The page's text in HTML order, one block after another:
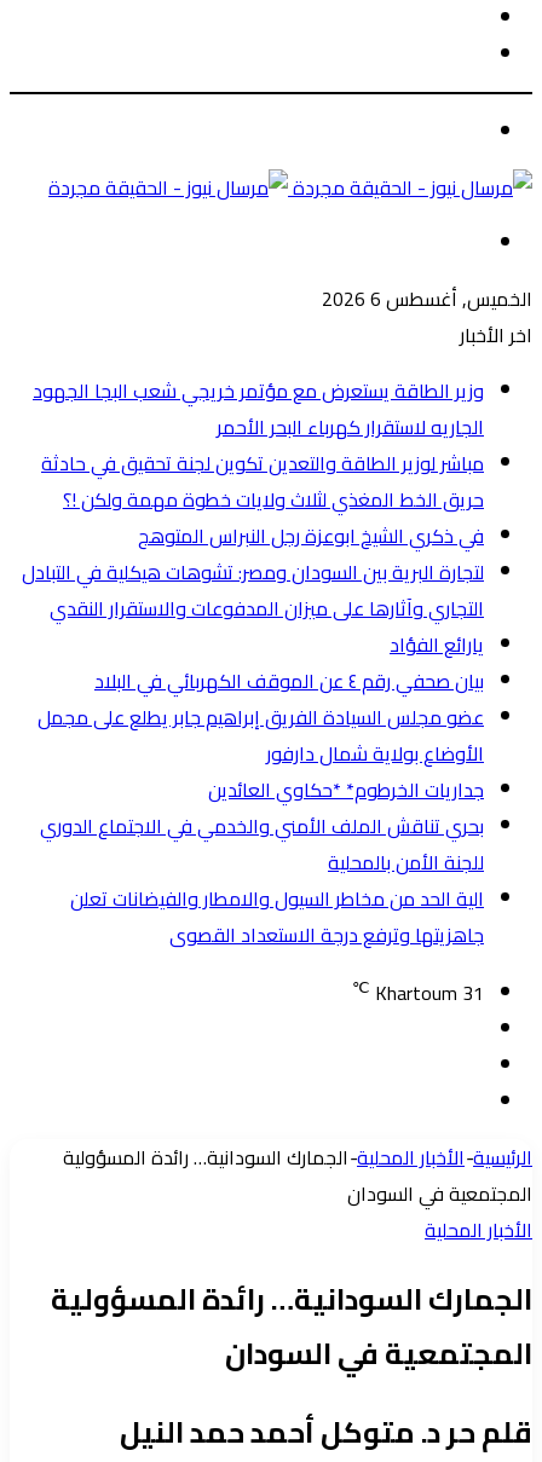
عن
الخميس, أغسطس 6 2026
اخر الأخبار
وزير الطاقة يستعرض مع مؤتمر خريجي شعب البجا الجهود
الجاريه لاستقرار كهرباء البحر الأحمر
مباشر لوزير الطاقة والتعدين تكوين لجنة تحقيق في حادثة
حريق الخط المغذي لثلاث ولايات خطوة مهمة ولكن !؟
في ذكري الشيخ ابوعزة رجل النبراس المتوهج
لتجارة البرية بين السودان ومصر: تشوهات هيكلية في التبادل
التجاري وآثارها على ميزان المدفوعات والاستقرار النقدي
يارائع الفؤاد
بيان صحفي رقم ٤ ​عن الموقف الكهربائي في البلاد
عضو مجلس السيادة الفريق إبراهيم جابر يطلع على مجمل
الأوضاع بولاية شمال دارفور
جداريات الخرطوم* *حكاوي العائدين
بحري تناقش الملف الأمني والخدمي في الاجتماع الدوري
للجنة الأمن بالمحلية
الية الحد من مخاطر السيول والامطار والفيضانات تعلن
جاهزيتها وترفع درجة الاستعداد القصوى
Khartoum 31
℃
جانبيالرئيسية-الأخبار المحلية-الجمارك السودانية… رائدة المسؤولية
المجتمعية في السودان
الأخبار المحلية
الجمارك السودانية… رائدة المسؤولية
المجتمعية في السودان
قلم حر د. متوكل أحمد حمد النيل